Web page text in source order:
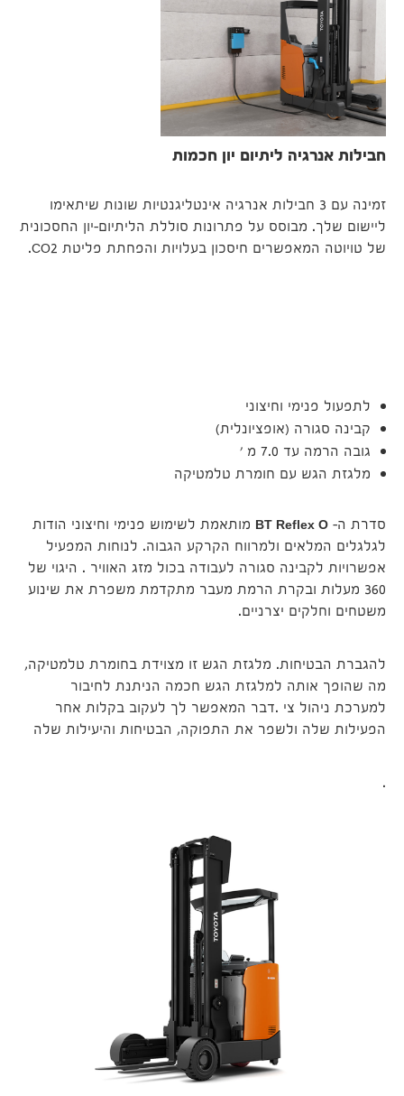
חבילות אנרגיה ליתיום יון חכמות
זמינה עם 3 חבילות אנרגיה אינטליגנטיות שונות שיתאימו
ליישום שלך. מבוסס על פתרונות סוללת הליתיום-יון החסכונית
של טויוטה המאפשרים חיסכון בעלויות והפחתת פליטת CO2.
לתפעול פנימי וחיצוני
קבינה סגורה (אופציונלית)
גובה הרמה עד 7.0 מ '
מלגזת הגש עם חומרת טלמטיקה
סדרת ה- BT Reflex O מותאמת לשימוש פנימי וחיצוני הודות
לגלגלים המלאים ולמרווח הקרקע הגבוה. לנוחות המפעיל
אפשרויות לקבינה סגורה לעבודה בכול מזג האוויר . היגוי של
360 מעלות ובקרת הרמת מעבר מתקדמת משפרת את שינוע
משטחים וחלקים יצרניים.
להגברת הבטיחות. מלגזת הגש זו מצוידת בחומרת טלמטיקה,
מה שהופך אותה למלגזת הגש חכמה הניתנת לחיבור
למערכת ניהול צי .דבר המאפשר לך לעקוב בקלות אחר
הפעילות שלה ולשפר את התפוקה, הבטיחות והיעילות שלה
.